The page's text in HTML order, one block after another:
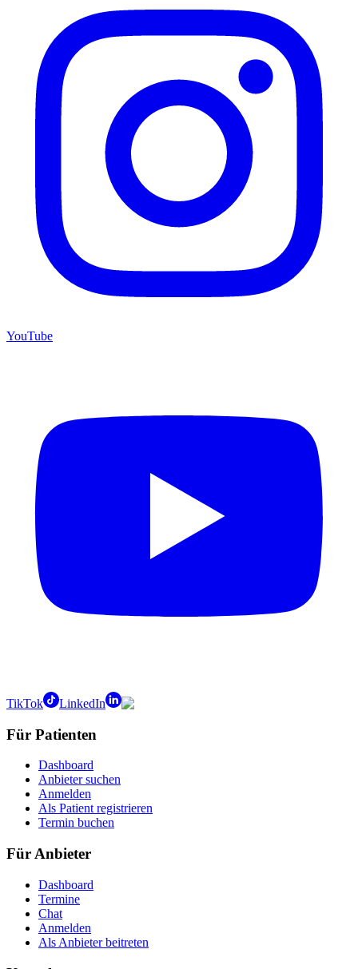
YouTube
TikTok LinkedIn
Für Patienten
Dashboard
Anbieter suchen
Anmelden
Als Patient registrieren
Termin buchen
Für Anbieter
Dashboard
Termine
Chat
Anmelden
Als Anbieter beitreten